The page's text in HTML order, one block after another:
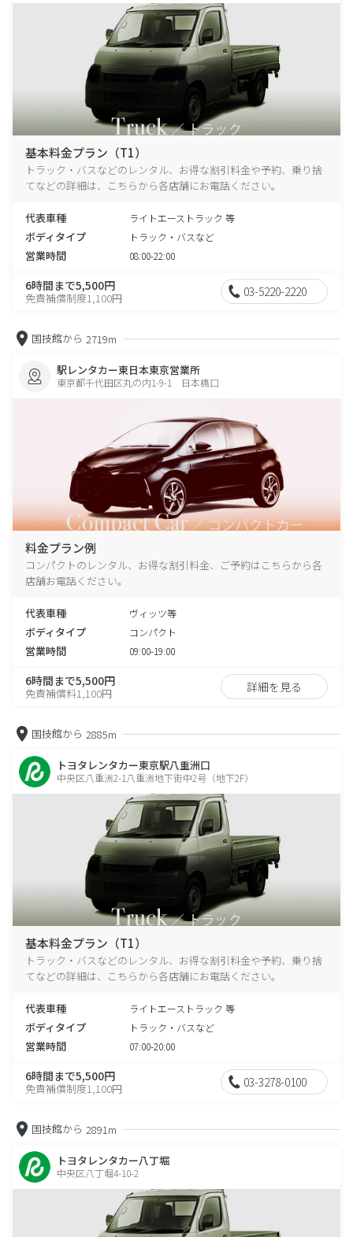
基本料金プラン（T1）
トラック・バスなどのレンタル、お得な割引料金や予約、乗り捨
てなどの詳細は、こちらから各店舗にお電話ください。
代表車種 ライトエーストラック 等
ボディタイプ トラック・バスなど
営業時間 08:00-22:00
6時間まで5,500円
免責補償制度1,100円 03-5220-2220
国技館から 2719m
駅レンタカー東日本東京営業所
東京都千代田区丸の内1-9-1 日本橋口
料金プラン例
コンパクトのレンタル、お得な割引料金、ご予約はこちらから各
店舗お電話ください。
代表車種 ヴィッツ等
ボディタイプ コンパクト
営業時間 09:00-19:00
6時間まで5,500円
免責補償料1,100円 詳細を見る
国技館から 2885m
トヨタレンタカー東京駅八重洲口
中央区八重洲2-1八重洲地下街中2号（地下2F）
基本料金プラン（T1）
トラック・バスなどのレンタル、お得な割引料金や予約、乗り捨
てなどの詳細は、こちらから各店舗にお電話ください。
代表車種 ライトエーストラック 等
ボディタイプ トラック・バスなど
営業時間 07:00-20:00
6時間まで5,500円
免責補償制度1,100円 03-3278-0100
国技館から 2891m
トヨタレンタカー八丁堀
中央区八丁堀4-10-2